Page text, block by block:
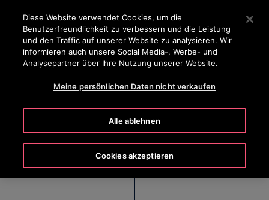
Drücken Sie die Eingabetaste, um zum Hauptinhalt zu
SUCHEN
Udo Hoffmann
Senior Vice President & General Manager, Otis
Central Europe
Diese Website verwendet Cookies, um die
Benutzerfreundlichkeit zu verbessern und die Leistung
und den Traffic auf unserer Website zu analysieren. Wir
informieren auch unsere Social Media-, Werbe- und
Analysepartner über Ihre Nutzung unserer Website.
Meine persönlichen Daten nicht verkaufen
Alle ablehnen
Cookies akzeptieren